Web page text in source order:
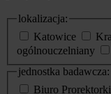
lokalizacja:
Katowice
ogólnouczelniany
jednostka badawcza:
Biuro